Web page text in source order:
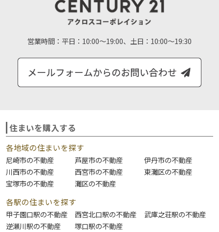
営業時間： 平日：10:00～19:00、土日：10:00～19:30
住まいを購入する
各地域の住まいを探す
尼崎市の不動産 芦屋市の不動産
伊丹市の不動産
川西市の不動産
西宮市の不動産
東灘区の不動産
宝塚市の不動産
灘区の不動産
各駅の住まいを探す
甲子園口駅の不動産 西宮北口駅の不動産
武庫之荘駅の不動産
逆瀬川駅の不動産
塚口駅の不動産